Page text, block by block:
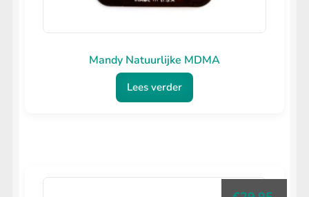
Mandy Natuurlijke MDMA
Lees verder